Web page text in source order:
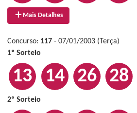
Mais Detalhes
Concurso: 117 - 07/01/2003 (Terça)
1º Sorteio
13 14 26 28
2º Sorteio